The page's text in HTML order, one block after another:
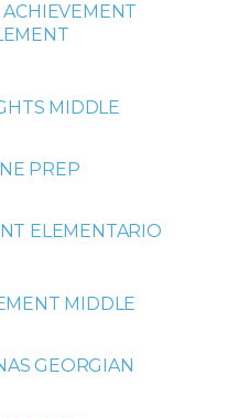
ACHIEVEMENT
MIDDLE
PREP
ELEMENTARIO
MIDDLE
GEORGIAN